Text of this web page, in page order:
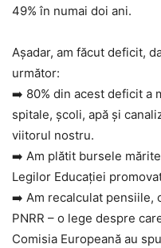
49% în numai doi ani.
Așadar, am făcut deficit,
următor:
➡️ 80% din acest deficit a
spitale, școli, apă și
viitorul nostru.
➡️ Am plătit bursele
Legilor Educației
➡️ Am recalculat pensiile,
PNRR – o lege despre
Comisia Europeană au